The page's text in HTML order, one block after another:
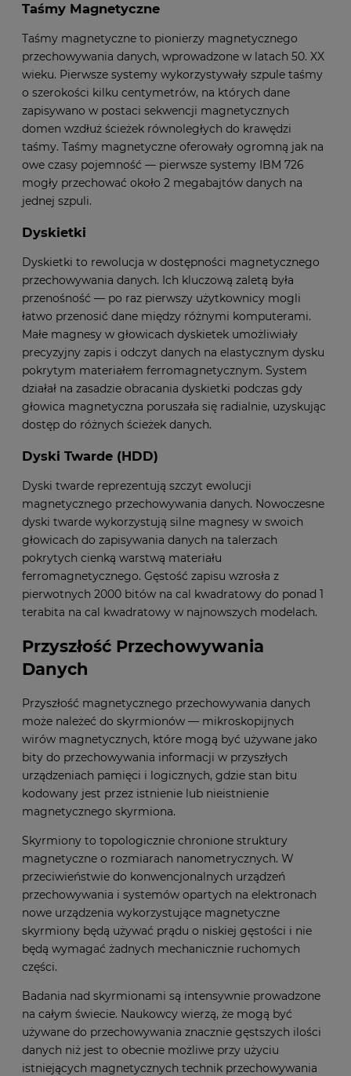
Taśmy Magnetyczne
Taśmy magnetyczne to pionierzy magnetycznego
przechowywania danych, wprowadzone w latach 50. XX
wieku. Pierwsze systemy wykorzystywały szpule taśmy
o szerokości kilku centymetrów, na których dane
zapisywano w postaci sekwencji magnetycznych
domen wzdłuż ścieżek równoległych do krawędzi
taśmy. Taśmy magnetyczne oferowały ogromną jak na
owe czasy pojemność — pierwsze systemy IBM 726
mogły przechować około 2 megabajtów danych na
jednej szpuli.
Dyskietki
Dyskietki to rewolucja w dostępności magnetycznego
przechowywania danych. Ich kluczową zaletą była
przenośność — po raz pierwszy użytkownicy mogli
łatwo przenosić dane między różnymi komputerami.
Małe magnesy w głowicach dyskietek umożliwiały
precyzyjny zapis i odczyt danych na elastycznym dysku
pokrytym materiałem ferromagnetycznym. System
działał na zasadzie obracania dyskietki podczas gdy
głowica magnetyczna poruszała się radialnie, uzyskując
dostęp do różnych ścieżek danych.
Dyski Twarde (HDD)
Dyski twarde reprezentują szczyt ewolucji
magnetycznego przechowywania danych. Nowoczesne
dyski twarde wykorzystują silne magnesy w swoich
głowicach do zapisywania danych na talerzach
pokrytych cienką warstwą materiału
ferromagnetycznego. Gęstość zapisu wzrosła z
pierwotnych 2000 bitów na cal kwadratowy do ponad 1
terabita na cal kwadratowy w najnowszych modelach.
Przyszłość Przechowywania
Danych
Przyszłość magnetycznego przechowywania danych
może należeć do skyrmionów — mikroskopijnych
wirów magnetycznych, które mogą być używane jako
bity do przechowywania informacji w przyszłych
urządzeniach pamięci i logicznych, gdzie stan bitu
kodowany jest przez istnienie lub nieistnienie
magnetycznego skyrmiona.
Skyrmiony to topologicznie chronione struktury
magnetyczne o rozmiarach nanometrycznych. W
przeciwieństwie do konwencjonalnych urządzeń
przechowywania i systemów opartych na elektronach
nowe urządzenia wykorzystujące magnetyczne
skyrmiony będą używać prądu o niskiej gęstości i nie
będą wymagać żadnych mechanicznie ruchomych
części.
Badania nad skyrmionami są intensywnie prowadzone
na całym świecie. Naukowcy wierzą, że mogą być
używane do przechowywania znacznie gęstszych ilości
danych niż jest to obecnie możliwe przy użyciu
istniejących magnetycznych technik przechowywania